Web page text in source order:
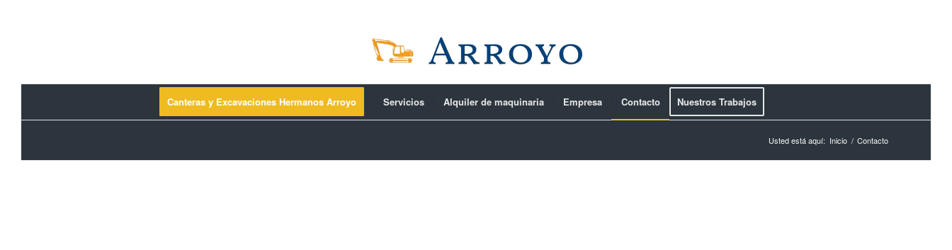
Canteras y Excavaciones Hermanos Arroyo Servicios Alquiler de maquinaria Empresa Contacto Nuestros Trabajos
Usted está aquí: Inicio / Contacto